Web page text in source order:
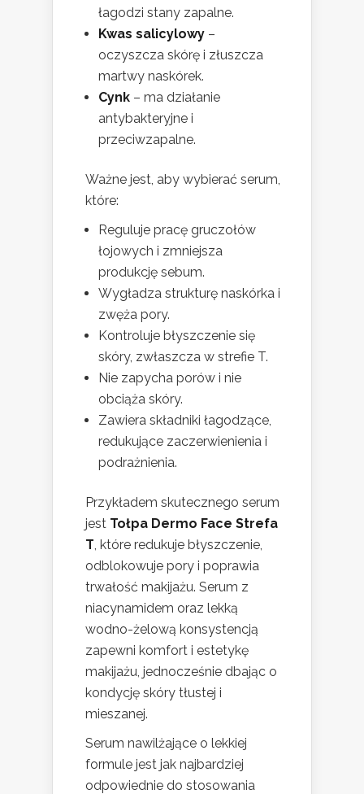
łagodzi stany zapalne.
Kwas salicylowy –
oczyszcza skórę i złuszcza
martwy naskórek.
Cynk – ma działanie
antybakteryjne i
przeciwzapalne.
Ważne jest, aby wybierać serum,
które:
Reguluje pracę gruczołów
łojowych i zmniejsza
produkcję sebum.
Wygładza strukturę naskórka i
zwęża pory.
Kontroluje błyszczenie się
skóry, zwłaszcza w strefie T.
Nie zapycha porów i nie
obciąża skóry.
Zawiera składniki łagodzące,
redukujące zaczerwienienia i
podrażnienia.
Przykładem skutecznego serum
jest Tołpa Dermo Face Strefa
T, które redukuje błyszczenie,
odblokowuje pory i poprawia
trwałość makijażu. Serum z
niacynamidem oraz lekką
wodno-żelową konsystencją
zapewni komfort i estetykę
makijażu, jednocześnie dbając o
kondycję skóry tłustej i
mieszanej.
Serum nawilżające o lekkiej
formule jest jak najbardziej
odpowiednie do stosowania